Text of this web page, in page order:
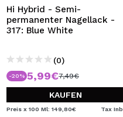
Hi Hybrid - Semi-
permanenter Nagellack -
317: Blue White
(0)
-20% 5,99€7,49€
KAUFEN
Preis x 100 Ml: 149,80€ Tax Inb.